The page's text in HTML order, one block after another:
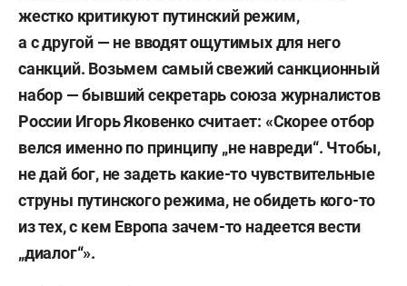
жестко критикуют путинский режим,
а с другой — не вводят ощутимых для него
санкций. Возьмем самый свежий санкционный
набор — бывший секретарь союза журналистов
России Игорь Яковенко считает: «Скорее отбор
велся именно по принципу „не навреди“. Чтобы,
не дай бог, не задеть какие-то чувствительные
струны путинского режима, не обидеть кого-то
из тех, с кем Европа зачем-то надеется вести
„диалог“».